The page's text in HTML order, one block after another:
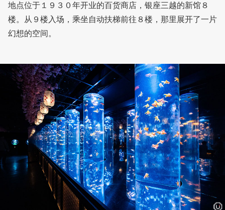
地点位于１９３０年开业的百货商店，银座三越的新馆８
楼。从９楼入场，乘坐自动扶梯前往８楼，那里展开了一片
幻想的空间。